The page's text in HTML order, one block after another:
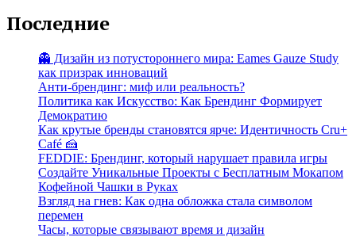
Последние
👻 Дизайн из потустороннего мира: Eames Gauze Study
как призрак инноваций
Анти-брендинг: миф или реальность?
Политика как Искусство: Как Брендинг Формирует
Демократию
Как крутые бренды становятся ярче: Идентичность Cru+
Café 🍰
FEDDIE: Брендинг, который нарушает правила игры
Создайте Уникальные Проекты с Бесплатным Мокапом
Кофейной Чашки в Руках
Взгляд на гнев: Как одна обложка стала символом
перемен
Часы, которые связывают время и дизайн